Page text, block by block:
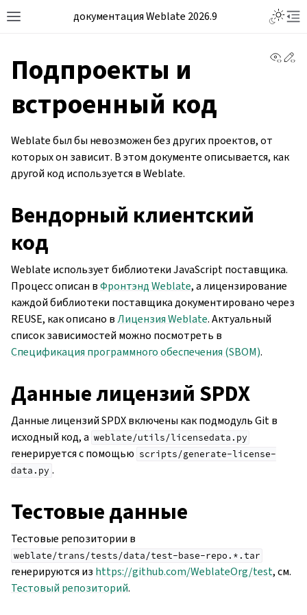
документация Weblate 2026.9
Подпроекты и
встроенный код
Weblate был бы невозможен без других проектов, от
которых он зависит. В этом документе описывается, как
другой код используется в Weblate.
Вендорный клиентский
код
Weblate использует библиотеки JavaScript поставщика.
Процесс описан вФронтэнд Weblate, а лицензирование
каждой библиотеки поставщика документировано через
REUSE, как описано вЛицензия Weblate. Актуальный
список зависимостей можно посмотреть в
Спецификация программного обеспечения (SBOM).
Данные лицензий SPDX
Данные лицензий SPDX включены как подмодуль Git в
исходный код, а weblate/utils/licensedata.py
генерируется с помощью scripts/generate-license-
data.py .
Тестовые данные
Тестовые репозитории в
weblate/trans/tests/data/test-base-repo.*.tar
генерируются из https://github.com/WeblateOrg/test, см.
Тестовый репозиторий.